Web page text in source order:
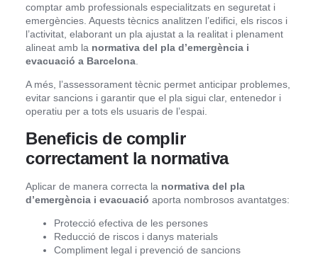
comptar amb professionals especialitzats en seguretat i
emergències. Aquests tècnics analitzen l’edifici, els riscos i
l’activitat, elaborant un pla ajustat a la realitat i plenament
alineat amb la normativa del pla d’emergència i
evacuació a Barcelona
A més, l’assessorament tècnic permet anticipar problemes,
evitar sancions i garantir que el pla sigui clar, entenedor i
operatiu per a tots els usuaris de l’espai.
Beneficis de complir
correctament la normativa
Aplicar de manera correcta la normativa del pla
d’emergència i evacuacióaporta nombrosos avantatges:
Protecció efectiva de les persones
Reducció de riscos i danys materials
Compliment legal i prevenció de sancions